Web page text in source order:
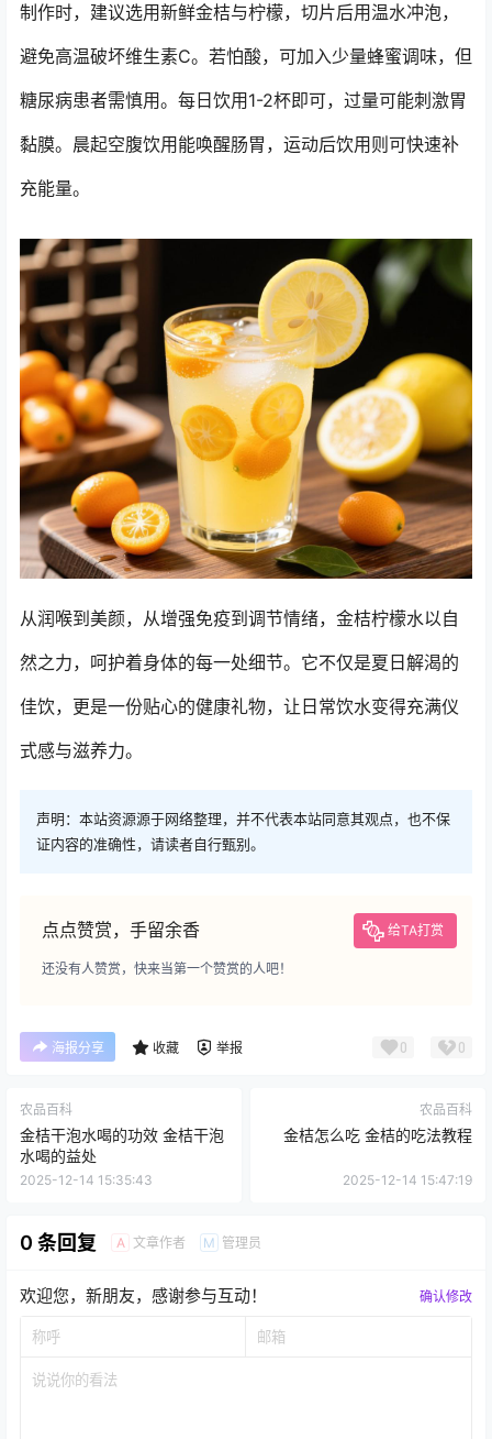
制作时，建议选用新鲜金桔与柠檬，切片后用温水冲泡，
避免高温破坏维生素C。若怕酸，可加入少量蜂蜜调味，但
糖尿病患者需慎用。每日饮用1-2杯即可，过量可能刺激胃
黏膜。晨起空腹饮用能唤醒肠胃，运动后饮用则可快速补
充能量。
从润喉到美颜，从增强免疫到调节情绪，金桔柠檬水以自
然之力，呵护着身体的每一处细节。它不仅是夏日解渴的
佳饮，更是一份贴心的健康礼物，让日常饮水变得充满仪
式感与滋养力。
声明：本站资源源于网络整理，并不代表本站同意其观点，也不保
证内容的准确性，请读者自行甄别。
点点赞赏，手留余香 给TA打赏
还没有人赞赏，快来当第一个赞赏的人吧！
海报分享 收藏 举报 0 0
农品百科
金桔干泡水喝的功效 金桔干泡
水喝的益处
2025-12-14 15:35:43
农品百科
金桔怎么吃 金桔的吃法教程
2025-12-14 15:47:19
0 条回复 A 文章作者 M 管理员
欢迎您，新朋友，感谢参与互动！ 确认修改